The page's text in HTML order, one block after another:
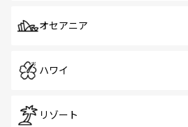
オセアニア
ハワイ
リゾート